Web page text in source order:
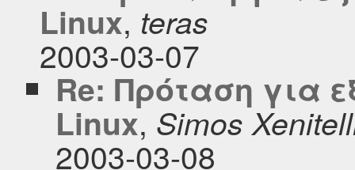
Linux, teras
2003-03-07
Re: Πρόταση για
Linux, Simos
2003-03-08